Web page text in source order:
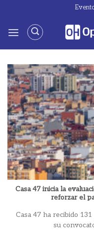
contenido
Casa 47 inicia la
reforzar el
Casa 47 ha recibido
su